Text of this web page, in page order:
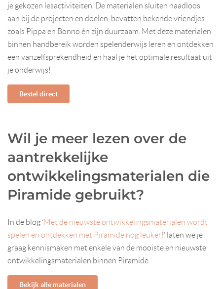
je gekozen lesactiviteiten. De materialen sluiten naadloos
aan bij de projecten en doelen, bevatten bekende vriendjes
zoals Pippa en Bonno én zijn duurzaam. Met deze materialen
binnen handbereik worden spelenderwijs leren en ontdekken
een vanzelfsprekendheid en haal je het optimale resultaat uit
je onderwijs!
Bestel direct
Wil je meer lezen over de
aantrekkelijke
ontwikkelingsmaterialen die
Piramide gebruikt?
In de blog ‘Met de nieuwste ontwikkelingsmaterialen wordt
spelen en ontdekken met Piramide nog leuker!’ laten we je
graag kennismaken met enkele van de mooiste en nieuwste
ontwikkelingsmaterialen binnen Piramide.
Bekijk alle materialen